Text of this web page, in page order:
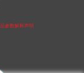
参数解释声明